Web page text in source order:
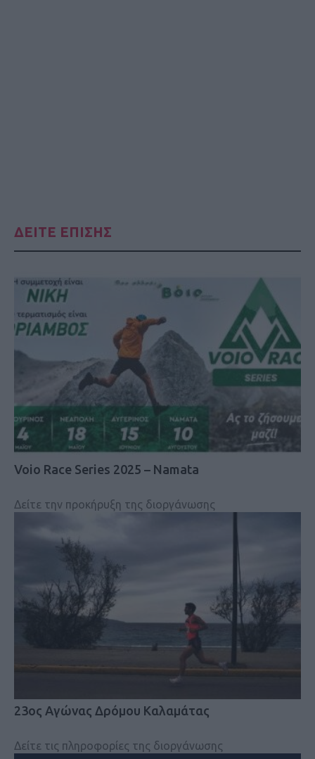
ΔΕΙΤΕ ΕΠΙΣΗΣ
Voio Race Series 2025 – Namata
Δείτε την προκήρυξη της διοργάνωσης
23ος Αγώνας Δρόμου Καλαμάτας
Δείτε τις πληροφορίες της διοργάνωσης